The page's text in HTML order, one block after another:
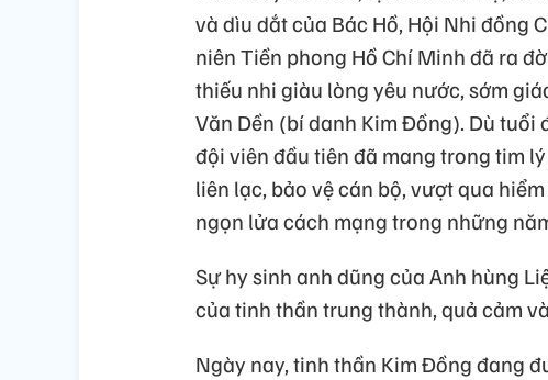
và dìu dắt của Bác Hồ, Hội Nhi đồng
niên Tiền phong Hồ Chí Minh đã ra
thiếu nhi giàu lòng yêu nước, sớm
Văn Dền (bí danh Kim Đồng). Dù
đội viên đầu tiên đã mang trong tim
liên lạc, bảo vệ cán bộ, vượt qua
ngọn lửa cách mạng trong những
Sự hy sinh anh dũng của Anh hùng
của tinh thần trung thành, quả cảm
Ngày nay, tinh thần Kim Đồng đang